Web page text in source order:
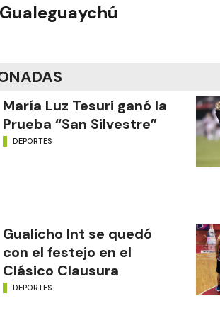
María Luz Tesuri ganó la
Prueba “San Silvestre”
DEPORTES
Gualicho Int se quedó
con el festejo en el
Clásico Clausura
DEPORTES